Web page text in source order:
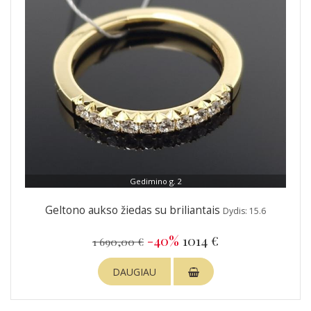
Gedimino g. 2
Geltono aukso žiedas su briliantais Dydis: 15.6
1 690,00 € -40% 1014 €
DAUGIAU